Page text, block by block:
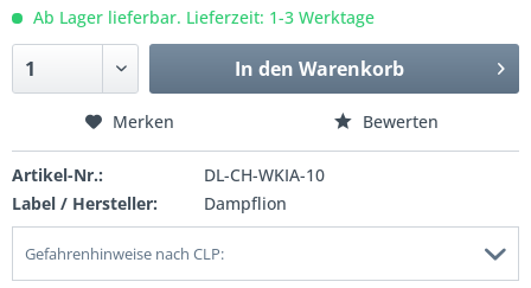
Ab Lager lieferbar. Lieferzeit: 1-3 Werktage
In den Warenkorb
Merken Bewerten
Artikel-Nr.:
DL-CH-WKIA-10
Label / Hersteller:
Dampflion
Gefahrenhinweise nach CLP: